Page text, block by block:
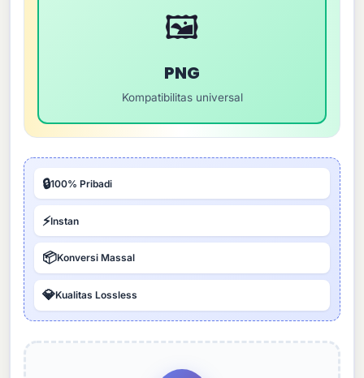
🖼️
PNG
Kompatibilitas universal
🔒100% Pribadi
⚡Instan
📦Konversi Massal
💎Kualitas Lossless